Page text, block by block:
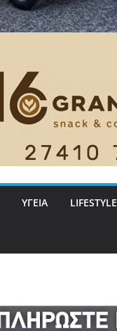
ΥΓΕΙΑ LIFESTYLE